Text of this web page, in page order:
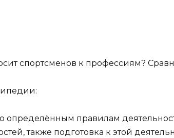
спортсменов к профессиям?
определённым правилам
также подготовка к этой